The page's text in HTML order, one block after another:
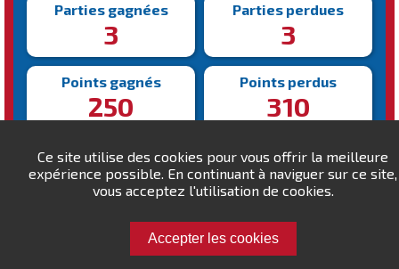
Ce site utilise des cookies pour vous offrir la meilleure
expérience possible. En continuant à naviguer sur ce site,
vous acceptez l'utilisation de cookies.
Accepter les cookies
Parties gagnées
3
Parties perdues
3
Points gagnés
250
Points perdus
310
Victoire la plus rapide
234s
Victoire la plus lente
305s
Défiez mams !